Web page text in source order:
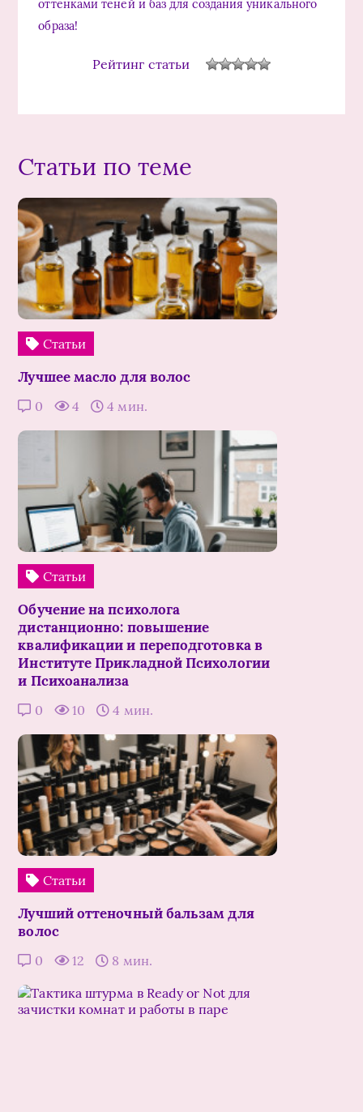
оттенками теней и баз для создания уникального
образа!
Рейтинг статьи
Статьи по теме
Статьи
Лучшее масло для волос
0 4 4 мин.
Статьи
Обучение на психолога
дистанционно: повышение
квалификации и переподготовка в
Институте Прикладной Психологии
и Психоанализа
0 10 4 мин.
Статьи
Лучший оттеночный бальзам для
волос
0 12 8 мин.